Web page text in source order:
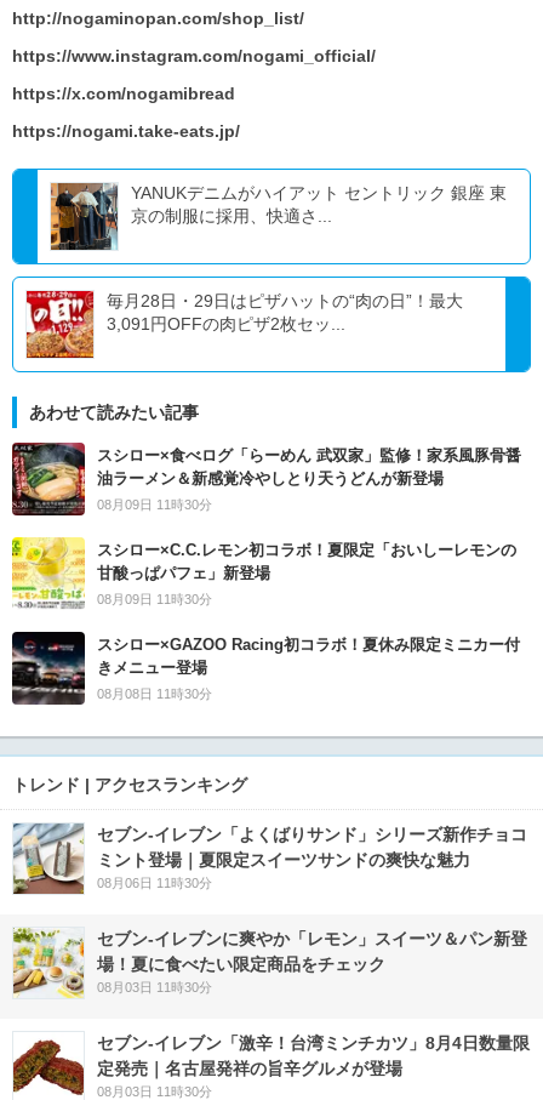
http://nogaminopan.com/shop_list/
https://www.instagram.com/nogami_official/
https://x.com/nogamibread
https://nogami.take-eats.jp/
YANUKデニムがハイアット セントリック 銀座 東
京の制服に採用、快適さ...
毎月28日・29日はピザハットの“肉の日”！最大
3,091円OFFの肉ピザ2枚セッ...
あわせて読みたい記事
スシロー×食べログ「らーめん 武双家」監修！家系風豚骨醤
油ラーメン＆新感覚冷やしとり天うどんが新登場
08月09日 11時30分
スシロー×C.C.レモン初コラボ！夏限定「おいしーレモンの
甘酸っぱパフェ」新登場
08月09日 11時30分
スシロー×GAZOO Racing初コラボ！夏休み限定ミニカー付
きメニュー登場
08月08日 11時30分
トレンド | アクセスランキング
セブン‐イレブン「よくばりサンド」シリーズ新作チョコ
ミント登場｜夏限定スイーツサンドの爽快な魅力
08月06日 11時30分
セブン‐イレブンに爽やか「レモン」スイーツ＆パン新登
場！夏に食べたい限定商品をチェック
08月03日 11時30分
セブン-イレブン「激辛！台湾ミンチカツ」8月4日数量限
定発売｜名古屋発祥の旨辛グルメが登場
08月03日 11時30分